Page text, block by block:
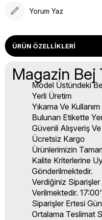
Yorum Yaz
ÜRÜN ÖZELLIKLERI
Magazin Bej
Model Üstündeki
Yerli Üretim
Yıkama Ve
Bulunan Etikette
Güvenli Alışveriş
Ücretsiz Kargo
Ürünlerimizin
Kalite Kriterlerine
Gönderilmektedir.
Verdiğiniz
Verilmektedir.
Siparişler Ertesi
Ortalama Teslimat